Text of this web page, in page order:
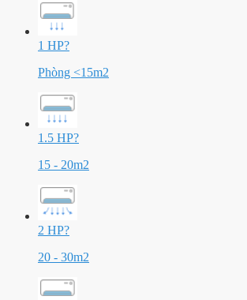
1 HP?
Phòng <15m2
1.5 HP?
15 - 20m2
2 HP?
20 - 30m2